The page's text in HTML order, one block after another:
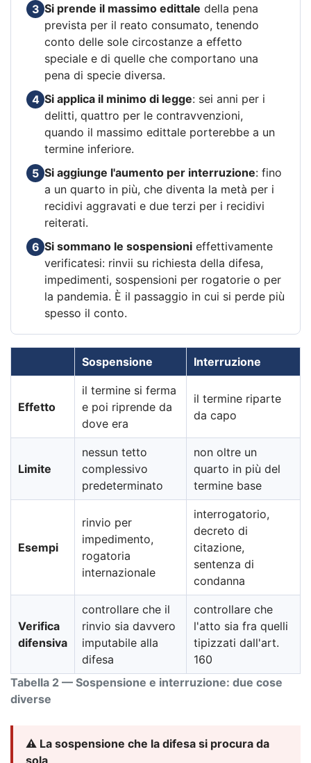
3 Si prende il massimo edittale della pena
prevista per il reato consumato, tenendo
conto delle sole circostanze a effetto
speciale e di quelle che comportano una
pena di specie diversa.
4 Si applica il minimo di legge: sei anni per i
delitti, quattro per le contravvenzioni,
quando il massimo edittale porterebbe a un
termine inferiore.
5 Si aggiunge l'aumento per interruzione: fino
a un quarto in più, che diventa la metà per i
recidivi aggravati e due terzi per i recidivi
reiterati.
6 Si sommano le sospensioni effettivamente
verificatesi: rinvii su richiesta della difesa,
impedimenti, sospensioni per rogatorie o per
la pandemia. È il passaggio in cui si perde più
spesso il conto.
Tabella 2 — Sospensione e interruzione: due cose
diverse
Sospensione Interruzione
Effetto
il termine si ferma
e poi riprende da
dove era
il termine riparte
da capo
Limite
nessun tetto
complessivo
predeterminato
non oltre un
quarto in più del
termine base
Esempi
rinvio per
impedimento,
rogatoria
internazionale
interrogatorio,
decreto di
citazione,
sentenza di
condanna
Verifica
difensiva
controllare che il
rinvio sia davvero
imputabile alla
difesa
controllare che
l'atto sia fra quelli
tipizzati dall'art.
160
⚠️ La sospensione che la difesa si procura da
sola